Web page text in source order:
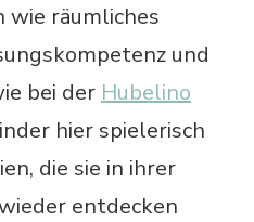
wie räumliches
und
bei der Hubelino
hier spielerisch
die sie in ihrer
entdecken